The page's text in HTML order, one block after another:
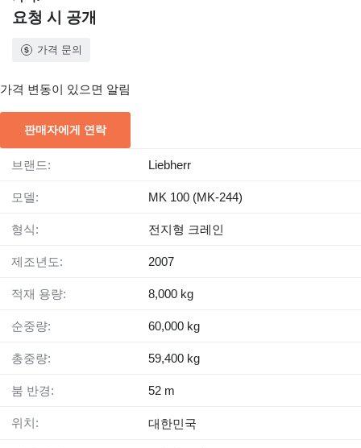
요청 시 공개
가격 문의
가격 변동이 있으면 알림
판매자에게 연락
브랜드: Liebherr
모델: MK 100 (MK-244)
형식: 전지형 크레인
제조년도: 2007
적재 용량: 8,000 kg
순중량: 60,000 kg
총중량: 59,400 kg
붐 반경: 52 m
위치: 대한민국